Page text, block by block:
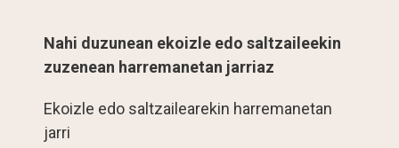
Nahi duzunean ekoizle edo saltzaileekin
zuzenean harremanetan jarriaz
Ekoizle edo saltzailearekin harremanetan
jarri